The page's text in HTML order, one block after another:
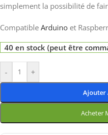
simplement la possibilité de
Compatible Arduino et
40 en stock (peut être
- +
Ajouter
Acheter